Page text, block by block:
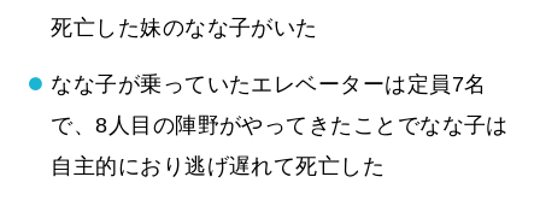
死亡した妹のなな子がいた
なな子が乗っていたエレベーターは定員7名
で、8人目の陣野がやってきたことでなな子は
自主的におり逃げ遅れて死亡した